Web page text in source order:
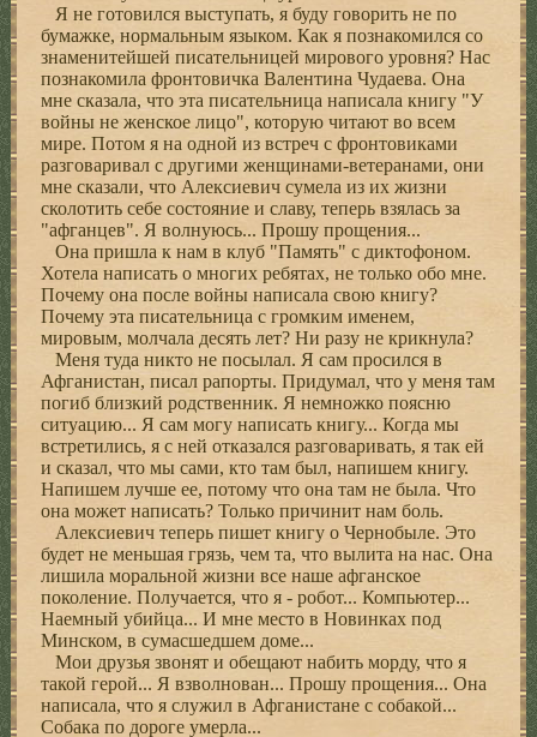
Я не готовился выступать, я буду говорить не по
бумажке, нормальным языком. Как я познакомился со
знаменитейшей писательницей мирового уровня? Нас
познакомила фронтовичка Валентина Чудаева. Она
мне сказала, что эта писательница написала книгу "У
войны не женское лицо", которую читают во всем
мире. Потом я на одной из встреч с фронтовиками
разговаривал с другими женщинами-ветеранами, они
мне сказали, что Алексиевич сумела из их жизни
сколотить себе состояние и славу, теперь взялась за
"афганцев". Я волнуюсь... Прошу прощения...
Она пришла к нам в клуб "Память" с диктофоном.
Хотела написать о многих ребятах, не только обо мне.
Почему она после войны написала свою книгу?
Почему эта писательница с громким именем,
мировым, молчала десять лет? Ни разу не крикнула?
Меня туда никто не посылал. Я сам просился в
Афганистан, писал рапорты. Придумал, что у меня там
погиб близкий родственник. Я немножко поясню
ситуацию... Я сам могу написать книгу... Когда мы
встретились, я с ней отказался разговаривать, я так ей
и сказал, что мы сами, кто там был, напишем книгу.
Напишем лучше ее, потому что она там не была. Что
она может написать? Только причинит нам боль.
Алексиевич теперь пишет книгу о Чернобыле. Это
будет не меньшая грязь, чем та, что вылита на нас. Она
лишила моральной жизни все наше афганское
поколение. Получается, что я - робот... Компьютер...
Наемный убийца... И мне место в Новинках под
Минском, в сумасшедшем доме...
Мои друзья звонят и обещают набить морду, что я
такой герой... Я взволнован... Прошу прощения... Она
написала, что я служил в Афганистане с собакой...
Собака по дороге умерла...